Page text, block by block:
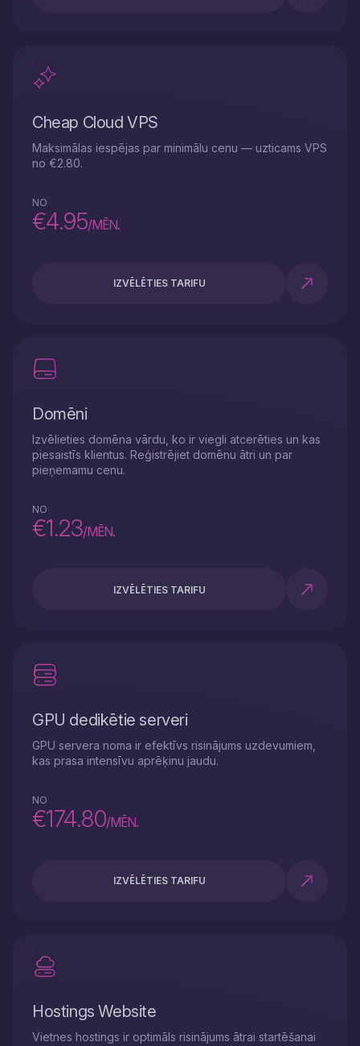
Cheap Cloud VPS
Maksimālas iespējas par minimālu cenu — uzticams VPS
no €2.80.
NO
€4.95/MĒN.
IZVĒLĒTIES TARIFU
Domēni
Izvēlieties domēna vārdu, ko ir viegli atcerēties un kas
piesaistīs klientus. Reģistrējiet domēnu ātri un par
pieņemamu cenu.
NO
€1.23/MĒN.
IZVĒLĒTIES TARIFU
GPU dedikētie serveri
GPU servera noma ir efektīvs risinājums uzdevumiem,
kas prasa intensīvu aprēķinu jaudu.
NO
€174.80/MĒN.
IZVĒLĒTIES TARIFU
Hostings Website
Vietnes hostings ir optimāls risinājums ātrai startēšanai